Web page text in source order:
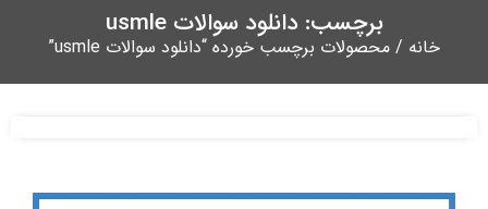
برچسب: دانلود سوالات usmle
خانه / محصولات برچسب خورده “دانلود سوالات usmle”